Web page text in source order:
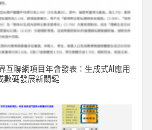
互聯網項目年會發表：生成式AI應用
數碼發展新關鍵